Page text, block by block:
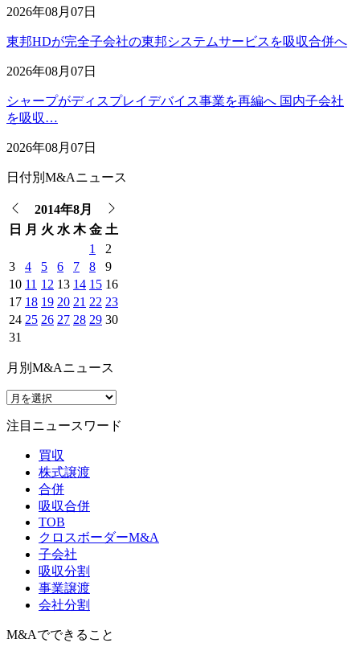
2026年08月07日
東邦HDが完全子会社の東邦システムサービスを吸収合併へ
2026年08月07日
シャープがディスプレイデバイス事業を再編へ 国内子会社
を吸収…
2026年08月07日
日付別M&Aニュース
2014年8月
日
月 火 水 木 金 土
1
2
3
4 5 6 7 8
9
10 11 12 13 14 15 16
17 18 19 20 21 22 23
24 25 26 27 28 29 30
31
月別M&Aニュース
注目ニュースワード
買収
株式譲渡
合併
吸収合併
TOB
クロスボーダーM&A
子会社
吸収分割
事業譲渡
会社分割
M&Aでできること